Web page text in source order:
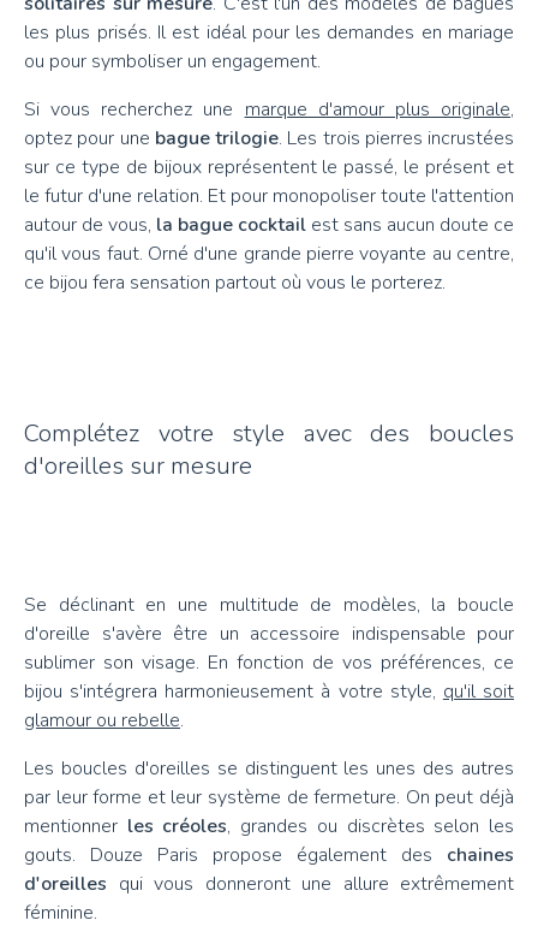
les plus prisés. Il est idéal pour les demandes en mariage
ou pour symboliser un engagement.
Si vous recherchez une marque d'amour plus originale,
optez pour une bague trilogie. Les trois pierres incrustées
sur ce type de bijoux représentent le passé, le présent et
le futur d'une relation. Et pour monopoliser toute l'attention
autour de vous, la bague cocktail est sans aucun doute ce
qu'il vous faut. Orné d'une grande pierre voyante au centre,
ce bijou fera sensation partout où vous le porterez.
Complétez votre style avec des boucles
d'oreilles sur mesure
Se déclinant en une multitude de modèles, la boucle
d'oreille s'avère être un accessoire indispensable pour
sublimer son visage. En fonction de vos préférences, ce
bijou s'intégrera harmonieusement à votre style, qu'il soit
glamour ou rebelle.
Les boucles d'oreilles se distinguent les unes des autres
par leur forme et leur système de fermeture. On peut déjà
mentionner les créoles, grandes ou discrètes selon les
gouts. Douze Paris propose également des chaines
d'oreilles qui vous donneront une allure extrêmement
féminine.